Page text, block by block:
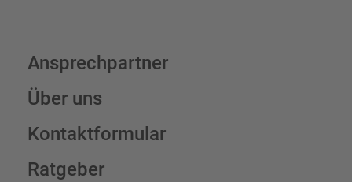
Ansprechpartner
Über uns
Kontaktformular
Ratgeber